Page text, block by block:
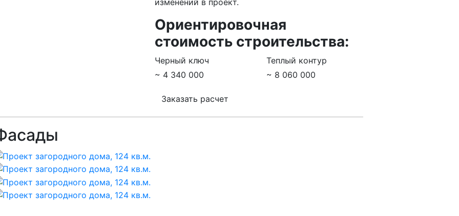
Ориентировочная
стоимость строительства:
Черный ключ
~ 4 340 000
Теплый контур
~ 8 060 000
Заказать расчет